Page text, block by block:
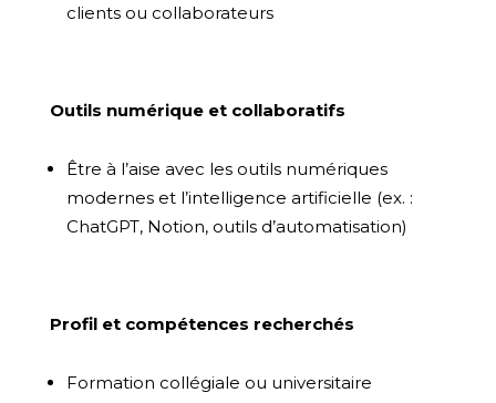
clients ou collaborateurs
Outils numérique et collaboratifs
Être à l’aise avec les outils numériques
modernes et l’intelligence artificielle (ex. :
ChatGPT, Notion, outils d’automatisation)
Profil et compétences recherchés
Formation collégiale ou universitaire